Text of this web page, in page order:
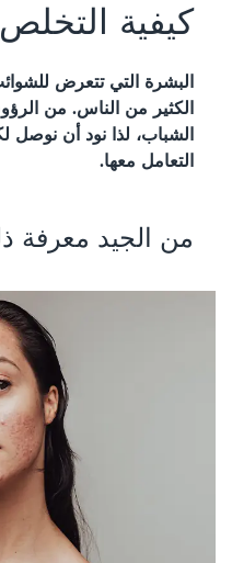
كيفية
البشرة التي تتعرض
الكثير من الناس. من
الشباب، لذا نود أن
التعامل معها.
من الجيد معرفة